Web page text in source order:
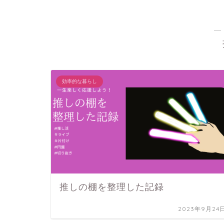
―
効率的な暮らし
推しの棚を整理した記録
2023年9月24日